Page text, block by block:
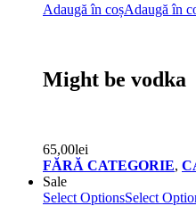
Adaugă în coșAdaugă în
Might be vodka
65,00lei
FĂRĂ CATEGORIE,
Sale
Select OptionsSelect